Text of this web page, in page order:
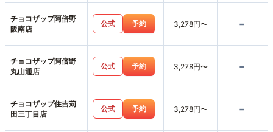
チョコザップ阿倍野
阪南店
公式 予約 3,278円〜 -
チョコザップ阿倍野
丸山通店
公式 予約 3,278円〜 -
チョコザップ住吉苅
田三丁目店
公式 予約 3,278円〜 -